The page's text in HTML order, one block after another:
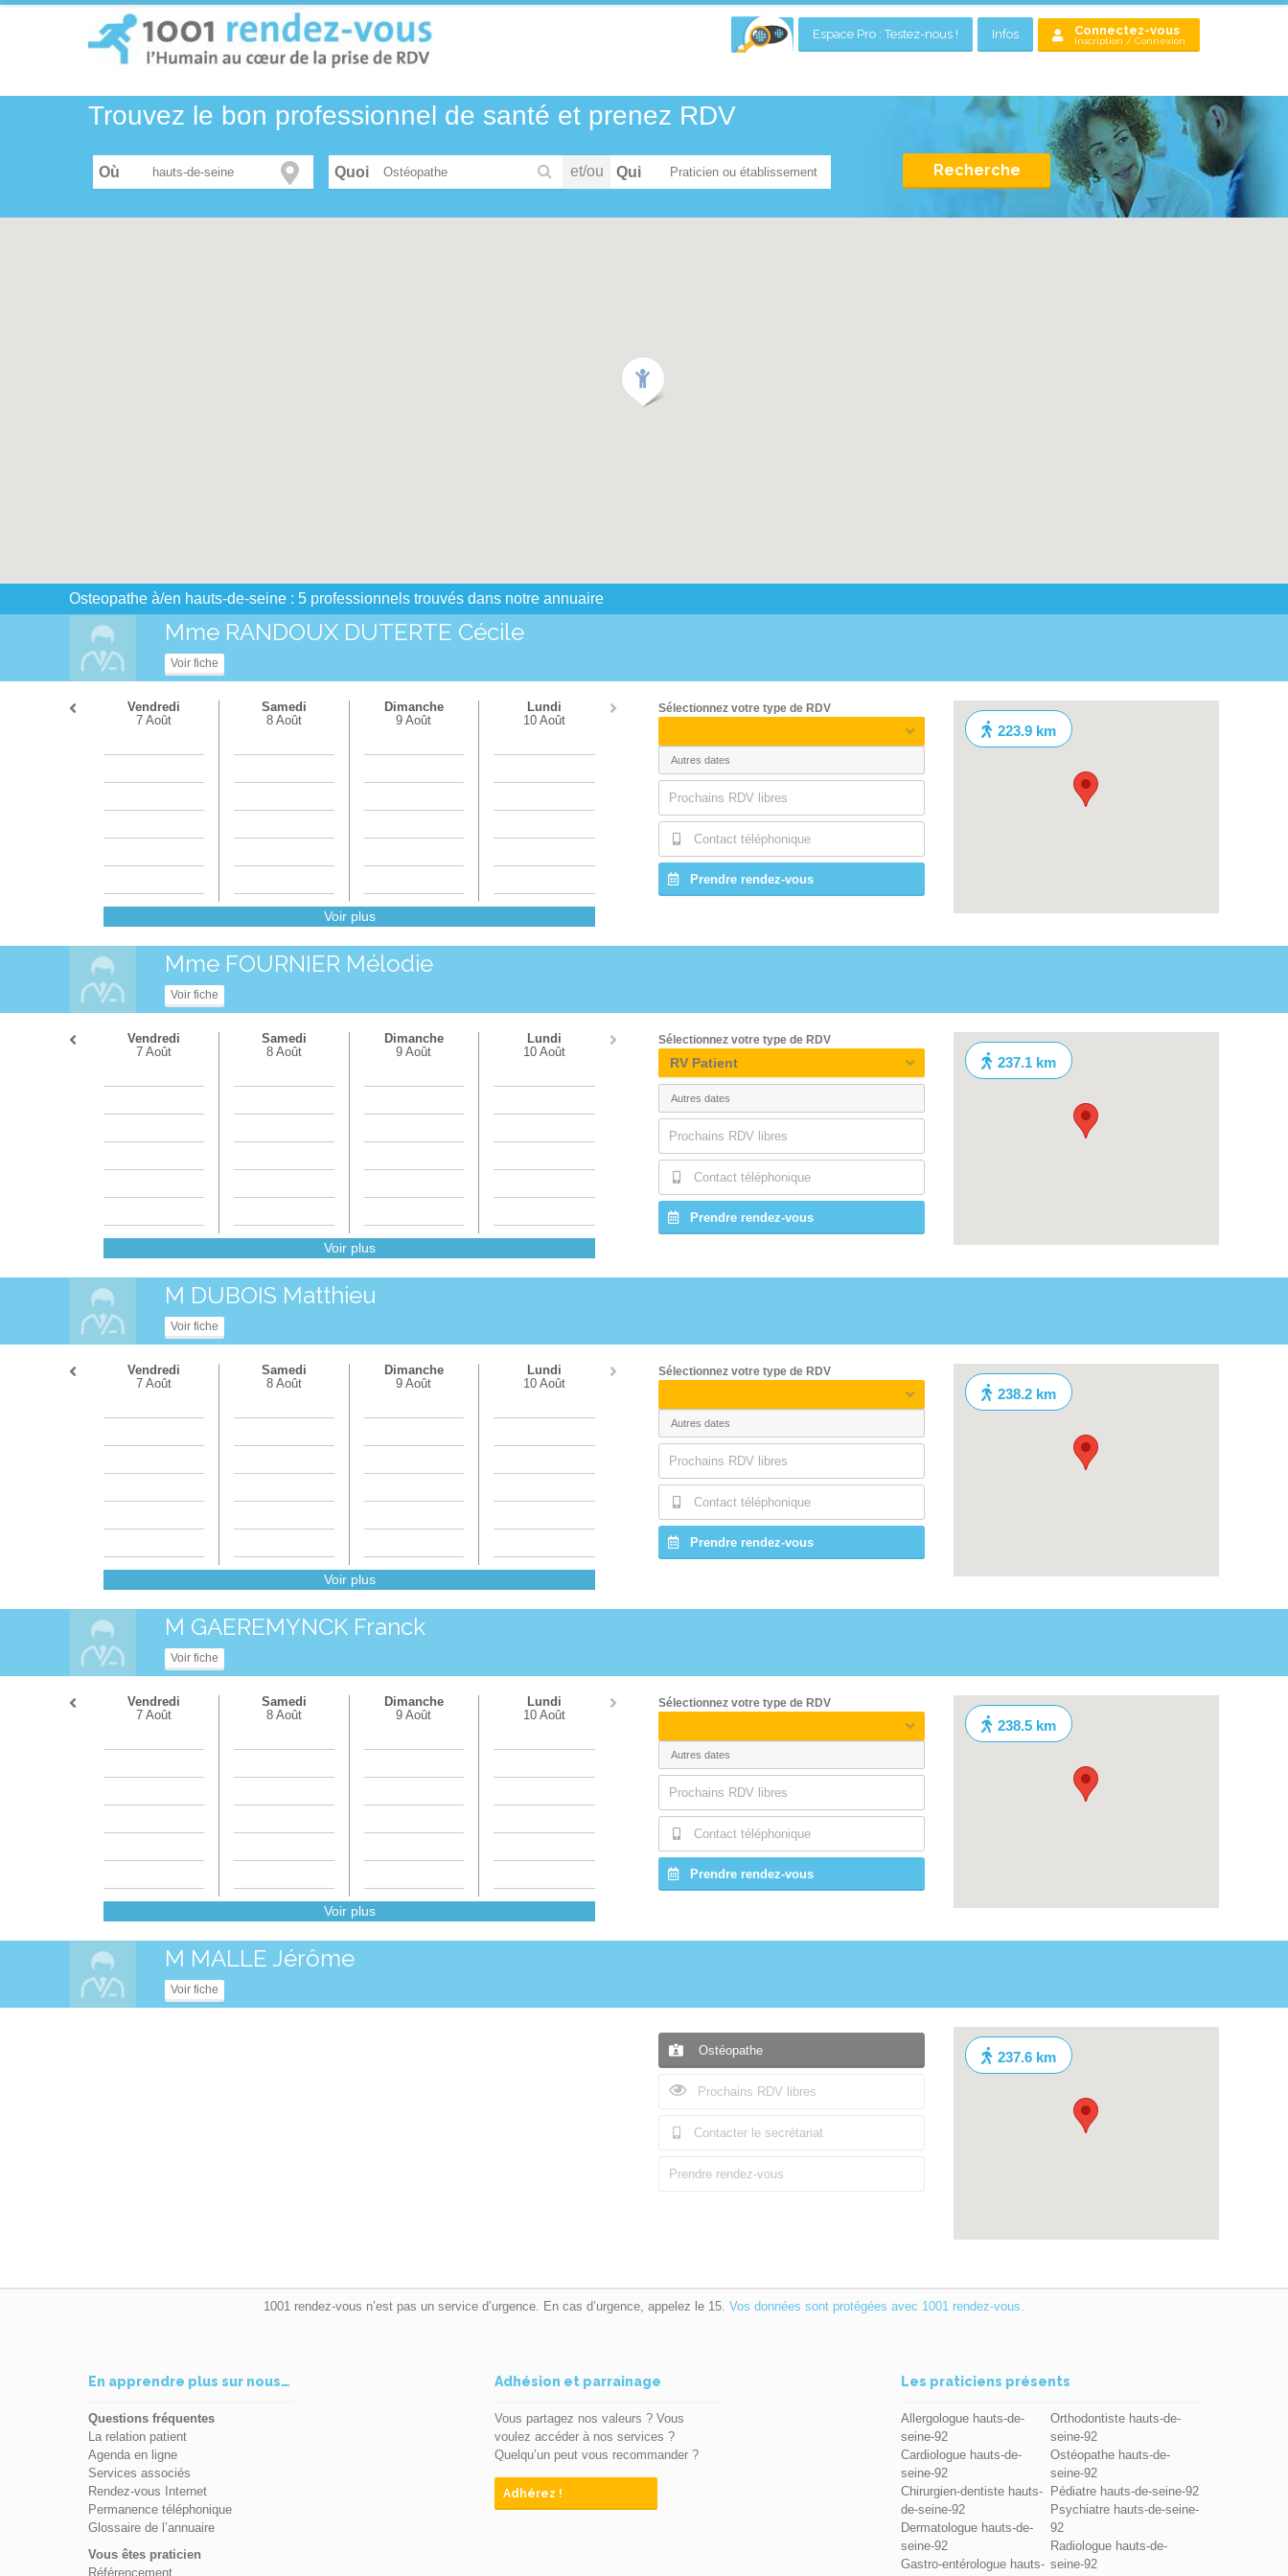
Espace Pro : Testez-nous ! Infos Connectez-vous
Inscription / Connexion
Trouvez le bon professionnel de santé et prenez RDV
Où Ostéopathe et/ou Qui Recherche
Osteopathe à/en hauts-de-seine : 5 professionnels trouvés dans notre annuaire
Mme RANDOUX DUTERTE Cécile
Voir fiche
Vendredi
7 Août
Samedi
8 Août
Dimanche
9 Août
Lundi
10 Août
Voir plus
Sélectionnez votre type de RDV
Prochains RDV libres
Contact téléphonique
Prendre rendez-vous
223.9 km
Mme FOURNIER Mélodie
Voir fiche
Vendredi
7 Août
Samedi
8 Août
Dimanche
9 Août
Lundi
10 Août
Voir plus
Sélectionnez votre type de RDV
RV Patient
Prochains RDV libres
Contact téléphonique
Prendre rendez-vous
237.1 km
M DUBOIS Matthieu
Voir fiche
Vendredi
7 Août
Samedi
8 Août
Dimanche
9 Août
Lundi
10 Août
Voir plus
Sélectionnez votre type de RDV
Prochains RDV libres
Contact téléphonique
Prendre rendez-vous
238.2 km
M GAEREMYNCK Franck
Voir fiche
Vendredi
7 Août
Samedi
8 Août
Dimanche
9 Août
Lundi
10 Août
Voir plus
Sélectionnez votre type de RDV
Prochains RDV libres
Contact téléphonique
Prendre rendez-vous
238.5 km
M MALLE Jérôme
Voir fiche
Ostéopathe
Prochains RDV libres
Contacter le secrétariat
Prendre rendez-vous
237.6 km
1001 rendez-vous n’est pas un service d’urgence. En cas d’urgence, appelez le 15. Vos données sont protégées avec 1001 rendez-vous.
En apprendre plus sur nous…
Questions fréquentes
La relation patient
Agenda en ligne
Services associés
Rendez-vous Internet
Permanence téléphonique
Glossaire de l’annuaire
Vous êtes praticien
Référencement
Adhésion et parrainage
Vous partagez nos valeurs ? Vous
voulez accéder à nos services ?
Quelqu’un peut vous recommander ?
Adhérez !
Les praticiens présents
Allergologue hauts-de-
seine-92
Cardiologue hauts-de-
seine-92
Chirurgien-dentiste hauts-
de-seine-92
Dermatologue hauts-de-
seine-92
Gastro-entérologue hauts-
Orthodontiste hauts-de-
seine-92
Ostéopathe hauts-de-
seine-92
Pédiatre hauts-de-seine-92
Psychiatre hauts-de-seine-
92
Radiologue hauts-de-
seine-92